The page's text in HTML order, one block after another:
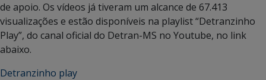
de apoio. Os vídeos já tiveram um alcance de 67.413
visualizações e estão disponíveis na playlist “Detranzinho
Play”, do canal oficial do Detran-MS no Youtube, no link
abaixo.
Detranzinho play